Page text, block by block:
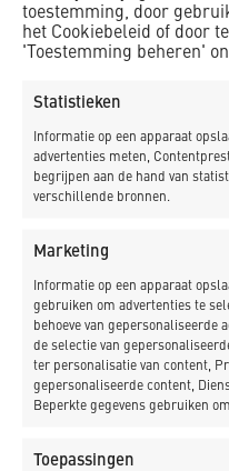
toestemming, door
het Cookiebeleid of door
'Toestemming beheren'
Statistieken
Informatie op een apparaat
advertenties meten,
begrijpen aan de hand van
verschillende bronnen.
Marketing
Informatie op een apparaat
gebruiken om advertenties te
behoeve van gepersonaliseerde
de selectie van
ter personalisatie van content,
gepersonaliseerde content,
Beperkte gegevens gebruiken
Toepassingen
alleen op het te monteren
betonplaten.” De
loopbordessen,
Uitdagend project
Een bijzonder project
eisen van ProRail hebben
ingenieursbureau een
ramingen gemaakt. De
filosofie uitgewerkt. Een
buitendienststelling van
kunnen aanbrengen,
alle kabels omgelegd